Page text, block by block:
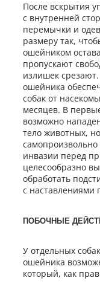
После вскрытия
с внутренней
перемычки и
размеру так,
ошейником
пропускают
излишек
ошейника
собак от
месяцев. В
возможно
тело животных,
инвазии перед
целесообразно
обработать
с
ПОБОЧНЫЕ
У отдельных
ошейника
который, как